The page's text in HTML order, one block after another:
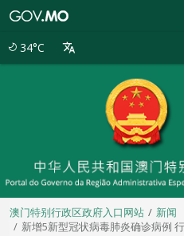
34°C
澳门特别行政区政府入口网站
新闻
新增5新型冠状病毒肺炎确诊病例